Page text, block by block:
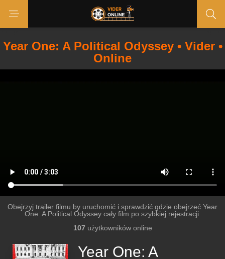
Year One: A Political Odyssey • Vider •
Online
Obejrzyj trailer filmu by uruchomić i sprawdzić gdzie obejrzeć Year
One: A Political Odyssey cały film po szybkiej rejestracji.
107 użytkowników online
Year One: A